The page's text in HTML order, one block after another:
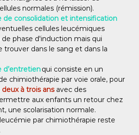
normales (rémission).
de consolidation et intensification
cellules leucémiques
phase d'induction mais qui
trouver dans le sang et dans la
d’entretienqui consiste en un
chimiothérapie par voie orale, pour
à trois ansavec des
aux enfants un retour chez
une scolarisation normale.
par chimiothérapie reste